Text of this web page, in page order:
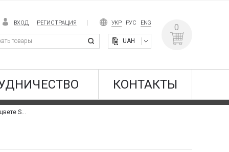
ВХОД РЕГИСТРАЦИЯ УКР РУС ENG
UAH
0
КОНТАКТЫ